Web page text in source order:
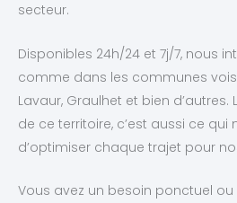
secteur.
Disponibles 24h/24 et 7j/7, nous
comme dans les communes
Lavaur, Graulhet et bien
de ce territoire, c’est aussi ce qui
d’optimiser chaque trajet pour
Vous avez un besoin ponctuel